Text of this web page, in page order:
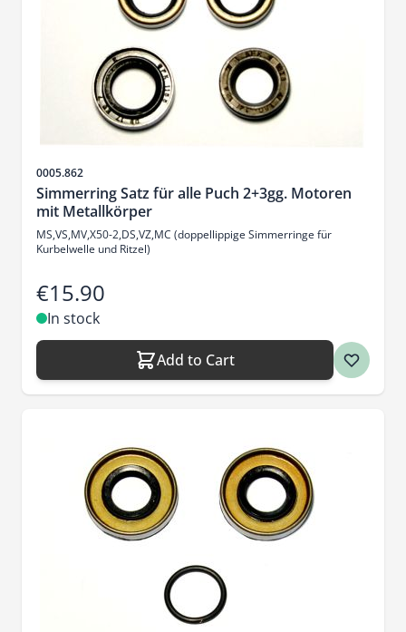
Sku
0005.862
Simmerring Satz für alle Puch 2+3gg. Motoren
mit Metallkörper
MS,VS,MV,X50-2,DS,VZ,MC (doppellippige Simmerringe für
Kurbelwelle und Ritzel)
€15.90
In stock
Add to Cart